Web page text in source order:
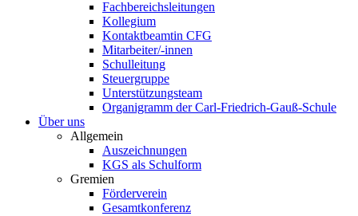
Fachbereichsleitungen
Kollegium
Kontaktbeamtin CFG
Mitarbeiter/-innen
Schulleitung
Steuergruppe
Unterstützungsteam
Organigramm der Carl-Friedrich-Gauß-Schule
Über uns
Allgemein
Auszeichnungen
KGS als Schulform
Gremien
Förderverein
Gesamtkonferenz